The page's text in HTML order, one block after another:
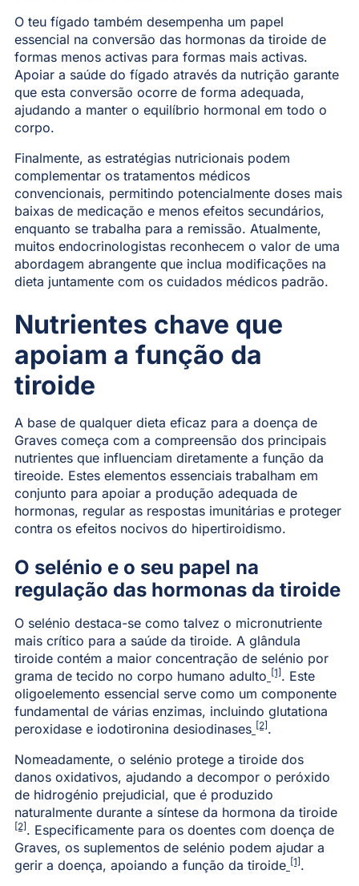
O teu fígado também desempenha um papel
essencial na conversão das hormonas da tiroide de
formas menos activas para formas mais activas.
Apoiar a saúde do fígado através da nutrição garante
que esta conversão ocorre de forma adequada,
ajudando a manter o equilíbrio hormonal em todo o
corpo.
Finalmente, as estratégias nutricionais podem
complementar os tratamentos médicos
convencionais, permitindo potencialmente doses mais
baixas de medicação e menos efeitos secundários,
enquanto se trabalha para a remissão. Atualmente,
muitos endocrinologistas reconhecem o valor de uma
abordagem abrangente que inclua modificações na
dieta juntamente com os cuidados médicos padrão.
Nutrientes chave que
apoiam a função da
tiroide
A base de qualquer dieta eficaz para a doença de
Graves começa com a compreensão dos principais
nutrientes que influenciam diretamente a função da
tireoide. Estes elementos essenciais trabalham em
conjunto para apoiar a produção adequada de
hormonas, regular as respostas imunitárias e proteger
contra os efeitos nocivos do hipertiroidismo.
O selénio e o seu papel na
regulação das hormonas da tiroide
O selénio destaca-se como talvez o micronutriente
mais crítico para a saúde da tiroide. A glândula
tiroide contém a maior concentração de selénio por
grama de tecido no corpo humano adulto [1] . Este
oligoelemento essencial serve como um componente
fundamental de várias enzimas, incluindo glutationa
peroxidase e iodotironina desiodinases [2] .
Nomeadamente, o selénio protege a tiroide dos
danos oxidativos, ajudando a decompor o peróxido
de hidrogénio prejudicial, que é produzido
naturalmente durante a síntese da hormona da tiroide
[2] . Especificamente para os doentes com doença de
Graves, os suplementos de selénio podem ajudar a
gerir a doença, apoiando a função da tiroide [1] .